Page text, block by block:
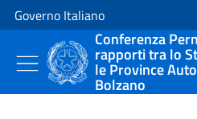
Vai al contenuto
Vai alla navigazione del sito
Governo Italiano
Conferenza
rapporti tra lo
le Province
Bolzano